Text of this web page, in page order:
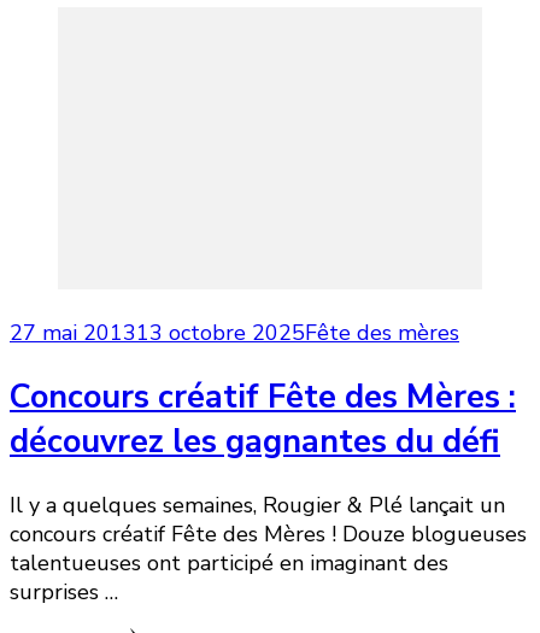
27 mai 201313 octobre 2025Fête des mères
Concours créatif Fête des Mères :
découvrez les gagnantes du défi
Il y a quelques semaines, Rougier & Plé lançait un
concours créatif Fête des Mères ! Douze blogueuses
talentueuses ont participé en imaginant des
surprises …